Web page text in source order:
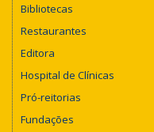
Bibliotecas
Restaurantes
Editora
Hospital de Clínicas
Pró-reitorias
Fundações